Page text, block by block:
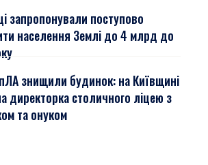
запропонували поступово
населення Землі до 4 млрд до
знищили будинок: на Київщині
директорка столичного ліцею з
та онуком